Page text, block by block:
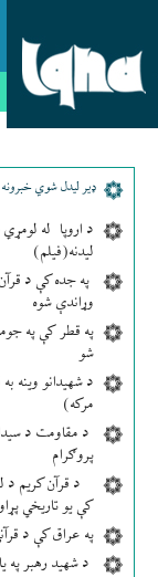
ډير لیدل شوي خبرونه
د اروپا له
لیدنه(فیلم)
په جده کې د
وړاندې شوه
په قطر کې په
شو
د شهیدانو وینه
مرکه)
د مقاومت د
پروګرام
د قرآن کریم د
کې یو تاریخي پړاو
په عراق کې د
د شهید رهبر په